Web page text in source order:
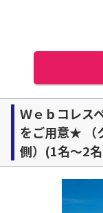
Ｗｅｂコレス
をご用意★ （
側）(1名～2